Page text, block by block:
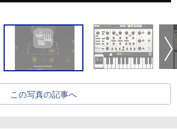
この写真の記事へ